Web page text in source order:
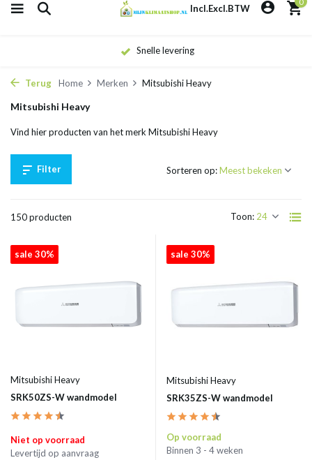
Incl.Excl.BTW
Eigen monteurs
Terug Home Merken Mitsubishi Heavy
Mitsubishi Heavy
Vind hier producten van het merk Mitsubishi Heavy
Filter
150 producten Toon:
Sorteren op:
sale 30%
Mitsubishi Heavy
SRK50ZS-W wandmodel
Niet op voorraad
Levertijd op aanvraag
sale 30%
Mitsubishi Heavy
SRK35ZS-W wandmodel
Op voorraad
Binnen 3 - 4 weken